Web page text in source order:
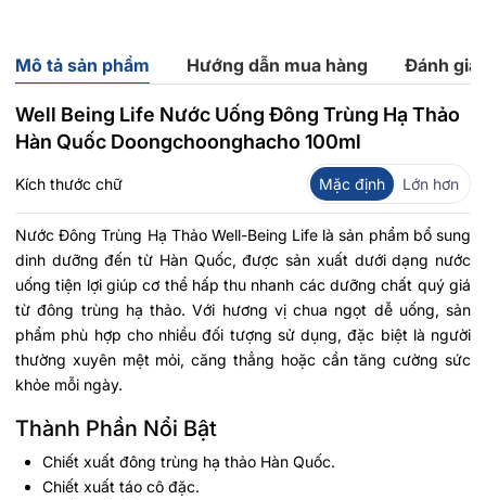
Mô tả sản phẩm Hướng dẫn mua hàng Đánh giá
Well Being Life Nước Uống Đông Trùng Hạ Thảo
Hàn Quốc Doongchoonghacho 100ml
Kích thước chữ Mặc định Lớn hơn
Nước Đông Trùng Hạ Thảo Well-Being Life là sản phẩm bổ sung
dinh dưỡng đến từ Hàn Quốc, được sản xuất dưới dạng nước
uống tiện lợi giúp cơ thể hấp thu nhanh các dưỡng chất quý giá
từ đông trùng hạ thảo. Với hương vị chua ngọt dễ uống, sản
phẩm phù hợp cho nhiều đối tượng sử dụng, đặc biệt là người
thường xuyên mệt mỏi, căng thẳng hoặc cần tăng cường sức
khỏe mỗi ngày.
Thành Phần Nổi Bật
Chiết xuất đông trùng hạ thảo Hàn Quốc.
Chiết xuất táo cô đặc.